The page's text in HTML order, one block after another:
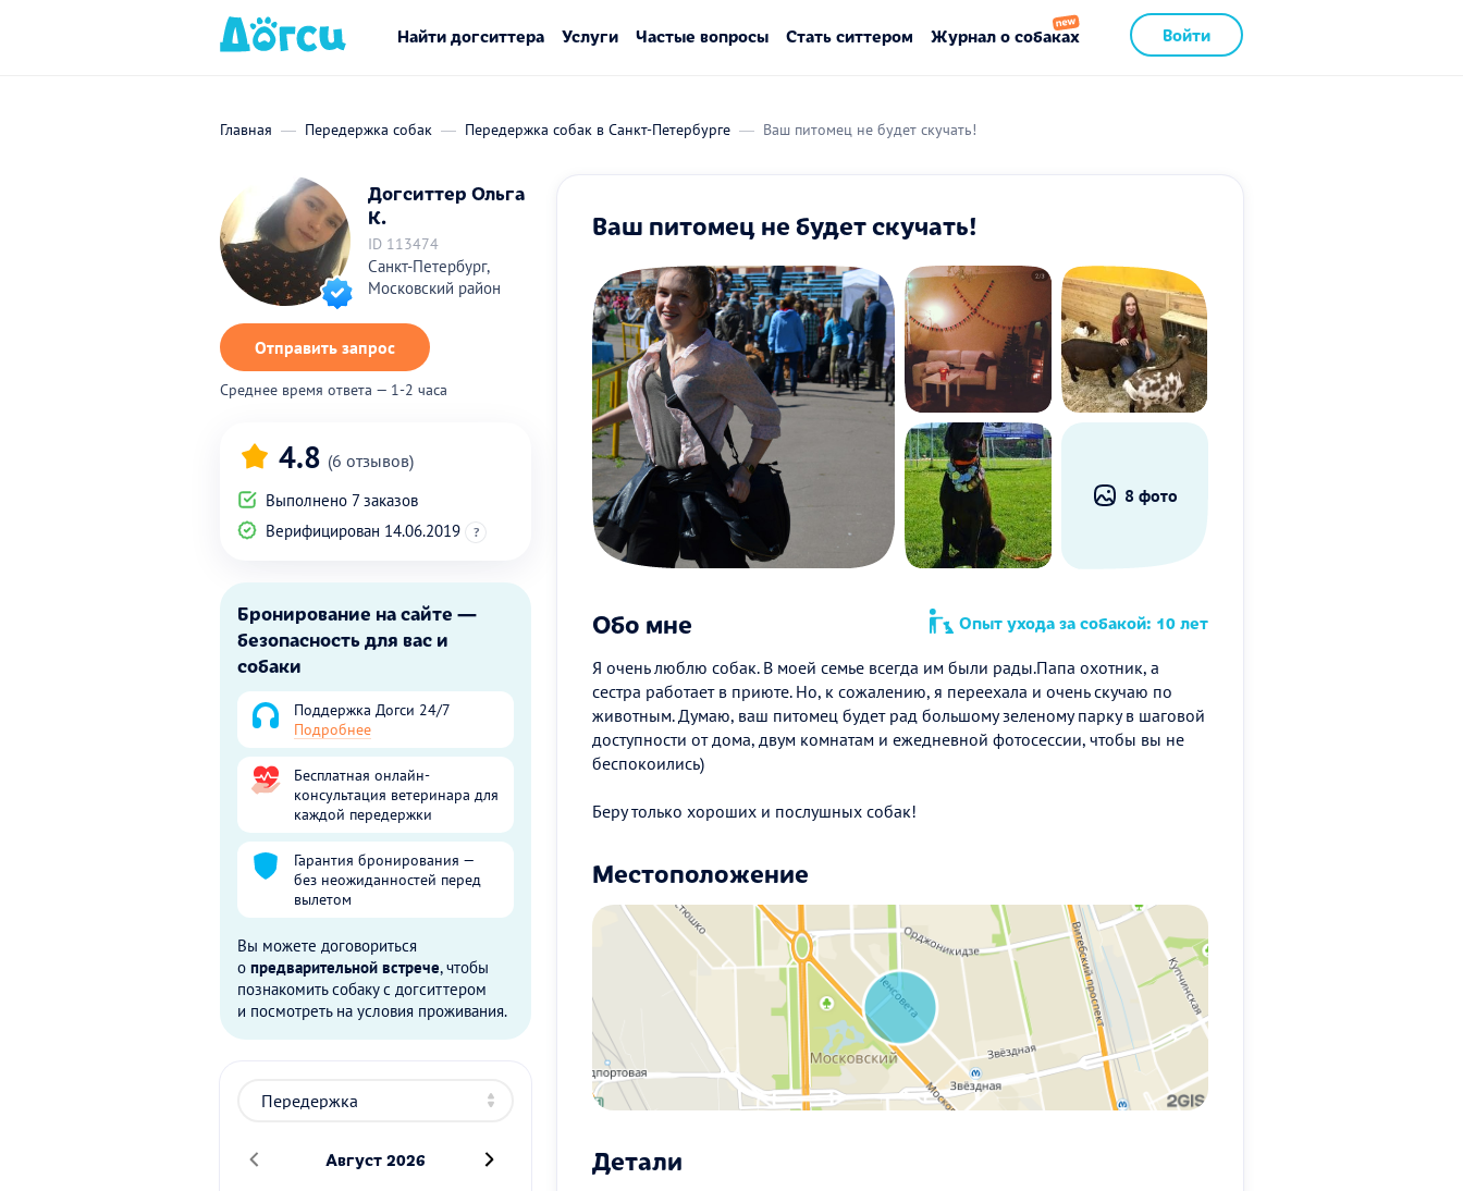
Войти
Найти догситтера Услуги Частые вопросы Стать ситтером Журнал о собаках
Главная Передержка собак Передержка собак в Санкт-Петербурге Ваш питомец не будет скучать!
Догситтер Ольга
К.
ID 113474
Санкт-Петербург,
Московский район
Отправить запрос
Среднее время ответа — 1-2 часа
4.8 (6 отзывов)
Выполнено 7 заказов
Верифицирован 14.06.2019
?
Бронирование на сайте —
безопасность для вас и
собаки
Поддержка Догси 24/7
Подробнее
Бесплатная онлайн-
консультация ветеринара для
каждой передержки
Гарантия бронирования —
без неожиданностей перед
вылетом
Вы можете договориться
о предварительной встрече, чтобы
познакомить собаку с догситтером
и посмотреть на условия проживания.
Август 2026
Ваш питомец не будет скучать!
8 фото
Обо мне Опыт ухода за собакой: 10 лет
Я очень люблю собак. В моей семье всегда им были рады.Папа охотник, а
сестра работает в приюте. Но, к сожалению, я переехала и очень скучаю по
животным. Думаю, ваш питомец будет рад большому зеленому парку в шаговой
доступности от дома, двум комнатам и ежедневной фотосессии, чтобы вы не
беспокоились)
Беру только хороших и послушных собак!
Местоположение
Детали